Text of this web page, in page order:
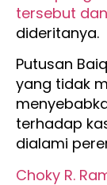
tersebut
dideritanya.
Putusan
yang tidak
terhadap
dialami
Choky R.